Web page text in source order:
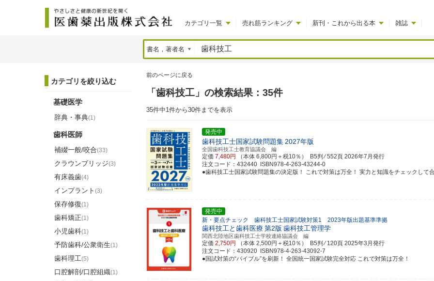
カテゴリ一覧 売れ筋ランキング 新刊・これから出る本 雑誌
前のページに戻る
「歯科技工」の検索結果：35件
35件中1件から30件までを表示
発売中
歯科技工士国家試験問題集2027年版
全国歯科技工士教育協議会 編
定価 7,480円 （本体 6,800円＋税10％） B5判 ⁄ 552頁 2026年7月発行
注文コード：432440 ISBN978-4-263-43244-0
●歯科技工士国家試験問題集の決定版！ これで対策は万全！ 実力と知識をチェックして
発売中
新・要点チェック 歯科技工士国家試験対策1 2023年版出題基準準拠
歯科技工と歯科医療 第2版 歯科技工管理学
関西北陸地区歯科技工士学校連絡協議会 編
定価 2,750円 （本体 2,500円＋税10％） B5判 ⁄ 120頁 2025年3月発行
注文コード：430920 ISBN978-4-263-43092-7
●国試対策の“バイブル”を刷新！ 全国統一国家試験完全対応 これで対策は万全！
カテゴリを絞り込む
基礎医学
辞典・事典(1)
歯科医師
補綴一般/咬合(33)
クラウンブリッジ(3)
有床義歯(4)
インプラント (3)
保存修復(1)
歯科矯正(1)
小児歯科(1)
予防歯科/公衆衛生(1)
歯科理工(5)
口腔解剖/口腔組織(1)